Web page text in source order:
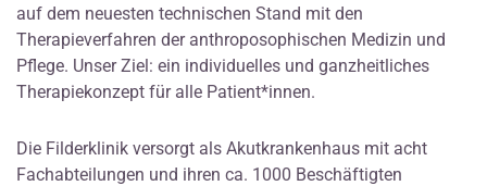
auf dem neuesten technischen Stand mit den
Therapieverfahren der anthroposophischen Medizin und
Pflege. Unser Ziel: ein individuelles und ganzheitliches
Therapiekonzept für alle Patient*innen.
Die Filderklinik versorgt als Akutkrankenhaus mit acht
Fachabteilungen und ihren ca. 1000 Beschäftigten